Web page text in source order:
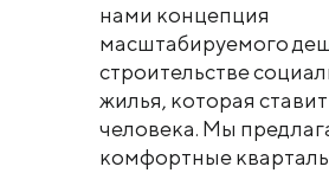
нами концепция
масштабируемого
строительстве
жилья, которая
человека. Мы
комфортные